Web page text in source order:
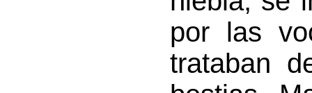
por las
trataban